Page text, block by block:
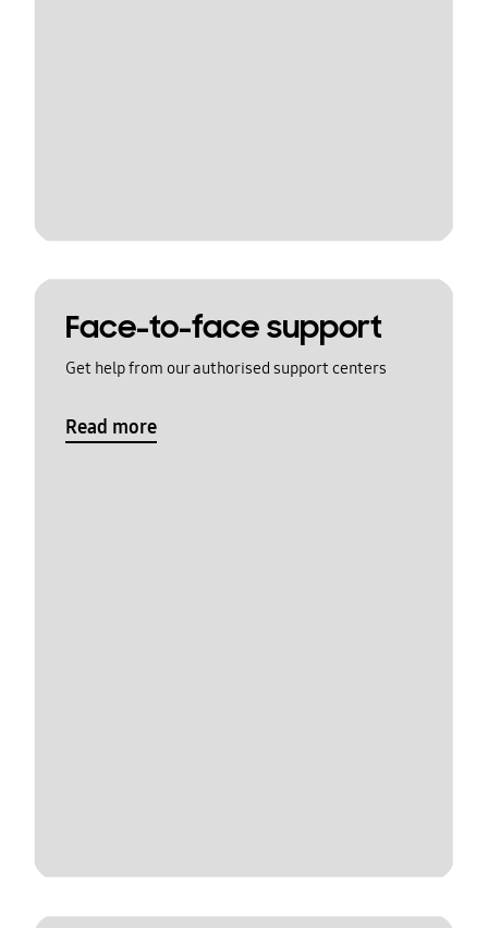
Face-to-face support
Get help from our authorised support centers
Read more